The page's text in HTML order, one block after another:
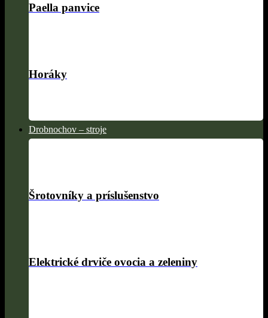
Paella panvice
Horáky
Drobnochov – stroje
Šrotovníky a príslušenstvo
Elektrické drviče ovocia a zeleniny